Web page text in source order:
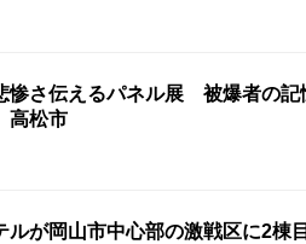
惨さ伝えるパネル展 被爆者の記
松市
ルが岡山市中心部の激戦区に2